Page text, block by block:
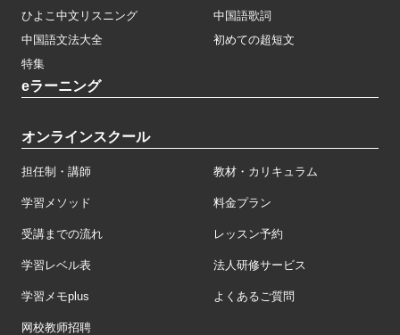
ひよこ中文リスニング
中国語歌詞
中国語文法大全
初めての超短文
特集
eラーニング
オンラインスクール
担任制・講師 教材・カリキュラム
学習メソッド 料金プラン
受講までの流れ レッスン予約
学習レベル表 法人研修サービス
学習メモplus よくあるご質問
网校教师招聘